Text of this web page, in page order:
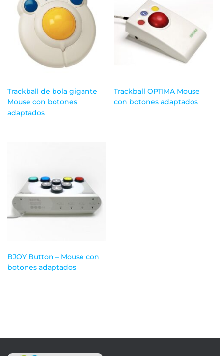
Trackball de bola gigante
Mouse con botones
adaptados
Trackball OPTIMA Mouse
con botones adaptados
BJOY Button – Mouse con
botones adaptados